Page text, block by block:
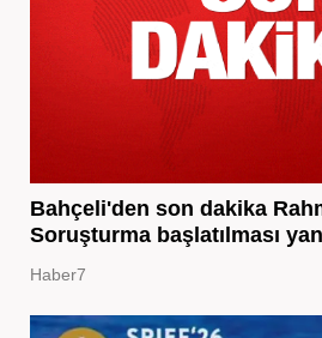
Bahçeli'den son dakika
Soruşturma başlatılması
Haber7